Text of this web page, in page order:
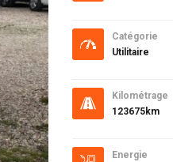
Catégorie
Utilitaire
Kilométrage
123675km
Energie